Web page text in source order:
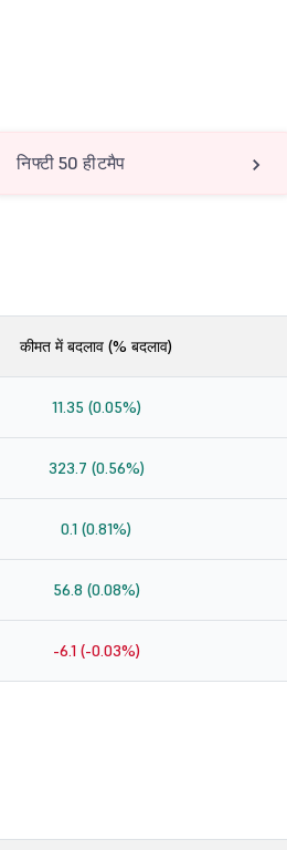
निफ्टी 50 हीटमैप
कीमत में बदलाव (% बदलाव)
11.35 (0.05%)
323.7 (0.56%)
0.1 (0.81%)
56.8 (0.08%)
-6.1 (-0.03%)